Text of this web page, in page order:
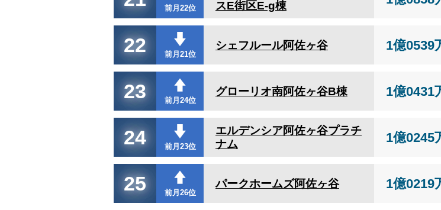
前月22位
スE街区E-g棟
22 前月21位
シェフルール阿佐ヶ谷 1億0539
23 前月24位
グローリオ南阿佐ヶ谷B棟 1億0431
24 前月23位
エルデンシア阿佐ヶ谷プラチ
ナム
1億0245
25 前月26位
パークホームズ阿佐ヶ谷 1億0219